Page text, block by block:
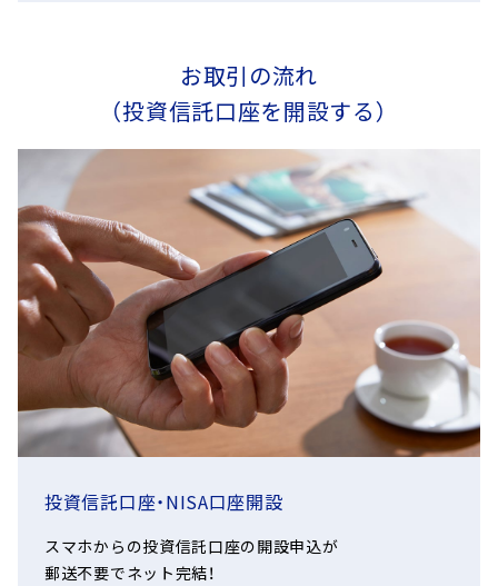
お取引の流れ
（投資信託口座を開設する）
投資信託口座・NISA口座開設
スマホからの投資信託口座の開設申込が
郵送不要でネット完結！